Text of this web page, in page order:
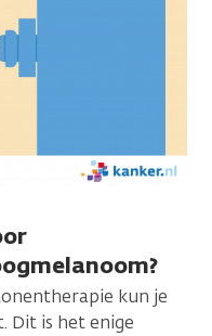
kun je
Dit is het enige